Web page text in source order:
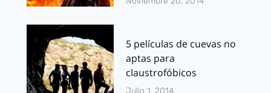
5 películas de cuevas no
aptas para
claustrofóbicos
Julio 1, 2014